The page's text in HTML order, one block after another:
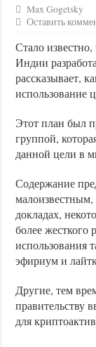
Max Gogetsky
Оставить
Стало известно,
Индии
рассказывает,
использование
Этот план был
группой,
данной цели в
Содержание
докладах,
более жесткого
использования
эфириум и
Другие, тем
правительству
для